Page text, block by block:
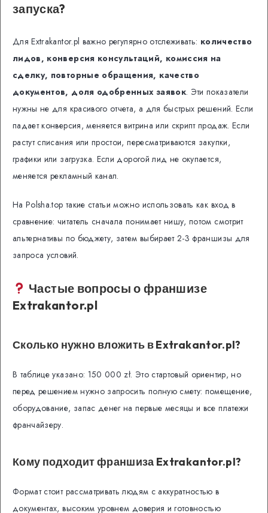
запуска?
Для Extrakantor.pl важно регулярно отслеживать: количество
лидов, конверсия консультаций, комиссия на
сделку, повторные обращения, качество
документов, доля одобренных заявок. Эти показатели
нужны не для красивого отчета, а для быстрых решений. Если
падает конверсия, меняется витрина или скрипт продаж. Если
растут списания или простои, пересматриваются закупки,
графики или загрузка. Если дорогой лид не окупается,
меняется рекламный канал.
На Polsha.top такие статьи можно использовать как вход в
сравнение: читатель сначала понимает нишу, потом смотрит
альтернативы по бюджету, затем выбирает 2-3 франшизы для
запроса условий.
Частые вопросы о франшизе
Extrakantor.pl
Сколько нужно вложить в Extrakantor.pl?
В таблице указано: 150 000 zł. Это стартовый ориентир, но
перед решением нужно запросить полную смету: помещение,
оборудование, запас денег на первые месяцы и все платежи
франчайзеру.
Кому подходит франшиза Extrakantor.pl?
Формат стоит рассматривать людям с аккуратностью в
документах, высоким уровнем доверия и готовностью